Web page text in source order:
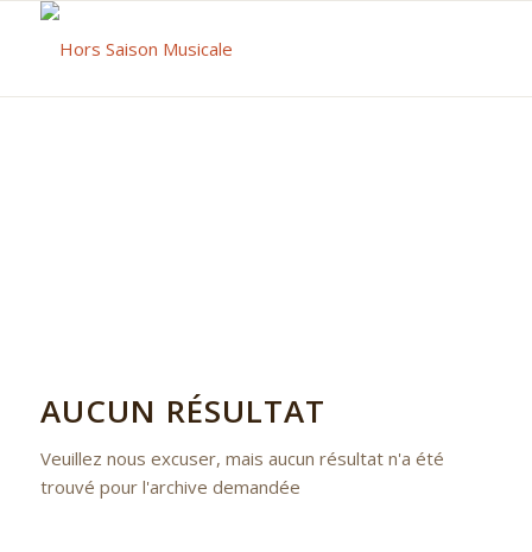
AUCUN RÉSULTAT
Veuillez nous excuser, mais aucun résultat n'a été
trouvé pour l'archive demandée